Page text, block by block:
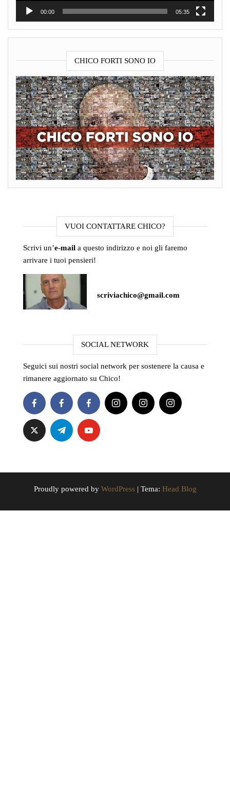
00:00 05:35
CHICO FORTI SONO IO
VUOI CONTATTARE CHICO?
Scrivi un’e-mail a questo indirizzo e noi gli faremo
arrivare i tuoi pensieri!
scriviachico@gmail.com
SOCIAL NETWORK
Seguici sui nostri social network per sostenere la causa e
rimanere aggiornato su Chico!
Proudly powered by WordPress | Tema: Head Blog